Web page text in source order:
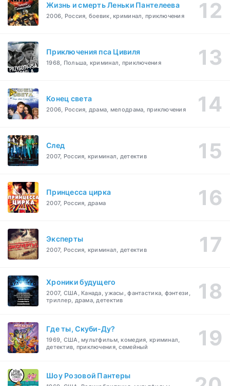
Жизнь и смерть Леньки Пантелеева
2006, Россия, боевик, криминал, приключения
Приключения пса Цивиля
1968, Польша, криминал, приключения
Конец света
2006, Россия, драма, мелодрама, приключения
След
2007, Россия, криминал, детектив
Принцесса цирка
2007, Россия, драма
Эксперты
2007, Россия, криминал, детектив
Хроники будущего
2007, США, Канада, ужасы, фантастика, фэнтези,
триллер, драма, детектив
Где ты, Скуби-Ду?
1969, США, мультфильм, комедия, криминал,
детектив, приключения, семейный
Шоу Розовой Пантеры